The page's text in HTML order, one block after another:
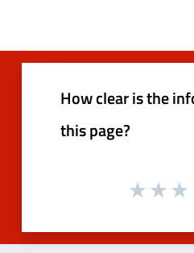
How clear is the
this page?